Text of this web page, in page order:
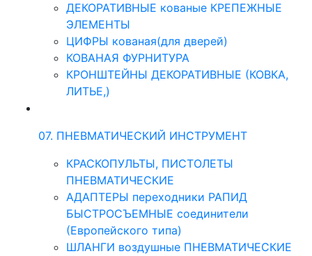
ДЕКОРАТИВНЫЕ кованые КРЕПЕЖНЫЕ
ЭЛЕМЕНТЫ
ЦИФРЫ кованая(для дверей)
КОВАНАЯ ФУРНИТУРА
КРОНШТЕЙНЫ ДЕКОРАТИВНЫЕ (КОВКА,
ЛИТЬЕ,)
07. ПНЕВМАТИЧЕСКИЙ ИНСТРУМЕНТ
КРАСКОПУЛЬТЫ, ПИСТОЛЕТЫ
ПНЕВМАТИЧЕСКИЕ
АДАПТЕРЫ переходники РАПИД
БЫСТРОСЪЕМНЫЕ соединители
(Европейского типа)
ШЛАНГИ воздушные ПНЕВМАТИЧЕСКИЕ